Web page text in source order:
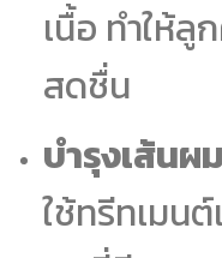
เนื้อ ทำให้
สดชื่น
บำรุงเส้นผ
ใช้ทรีทเมน